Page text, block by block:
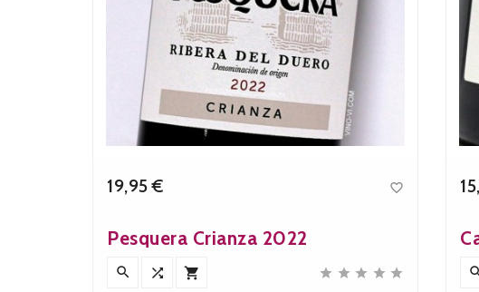
19,95 € 
Pesquera Crianza 2022
       